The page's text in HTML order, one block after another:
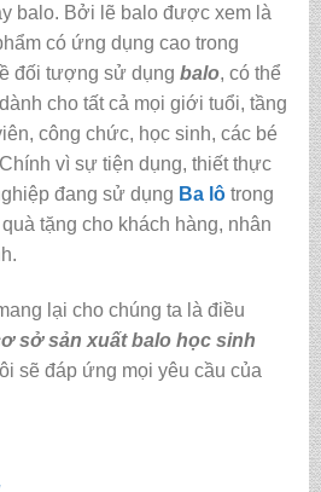
balo. Bởi lẽ balo được xem là
có ứng dụng cao trong
đối tượng sử dụng balo, có thể
cho tất cả mọi giới tuổi, tầng
công chức, học sinh, các bé
vì sự tiện dụng, thiết thực
đang sử dụng Ba lôtrong
tặng cho khách hàng, nhân
lại cho chúng ta là điều
sở sản xuất balo học sinh
sẽ đáp ứng mọi yêu cầu của